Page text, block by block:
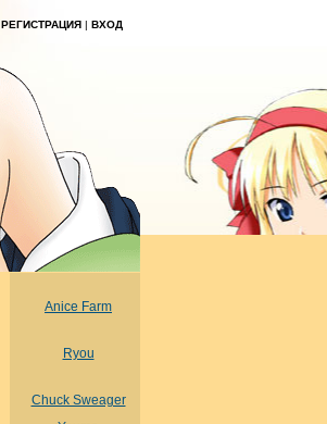
РЕГИСТРАЦИЯ | ВХОД
Anice Farm
Ryou
Chuck Sweager